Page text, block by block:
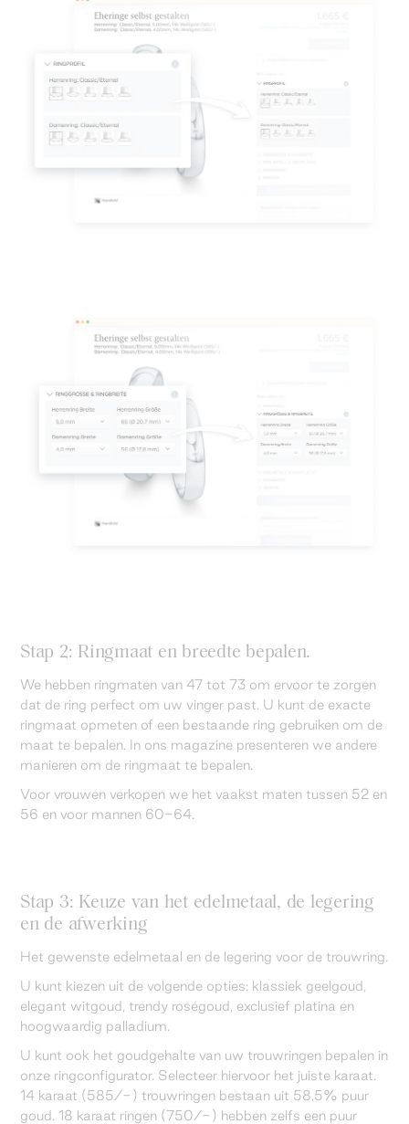
Stap 2: Ringmaat en breedte bepalen.
We hebben ringmaten van 47 tot 73 om ervoor te zorgen
dat de ring perfect om uw vinger past. U kunt de exacte
ringmaat opmeten of een bestaande ring gebruiken om de
maat te bepalen. In ons magazine presenteren we andere
manieren om de ringmaat te bepalen.
Voor vrouwen verkopen we het vaakst maten tussen 52 en
56 en voor mannen 60-64.
Stap 3: Keuze van het edelmetaal, de legering
en de afwerking
Het gewenste edelmetaal en de legering voor de trouwring.
U kunt kiezen uit de volgende opties: klassiek geelgoud,
elegant witgoud, trendy roségoud, exclusief platina en
hoogwaardig palladium.
U kunt ook het goudgehalte van uw trouwringen bepalen in
onze ringconfigurator. Selecteer hiervoor het juiste karaat.
14 karaat (585/-) trouwringen bestaan uit 58,5% puur
goud. 18 karaat ringen (750/-) hebben zelfs een puur